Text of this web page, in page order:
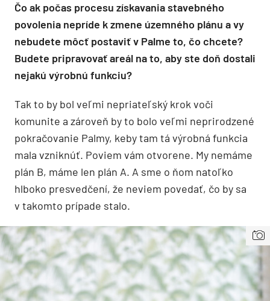
Čo ak počas procesu získavania stavebného
povolenia nepríde k zmene územného plánu a vy
nebudete môcť postaviť v Palme to, čo chcete?
Budete pripravovať areál na to, aby ste doň dostali
nejakú výrobnú funkciu?
Tak to by bol veľmi nepriateľský krok voči
komunite a zároveň by to bolo veľmi neprirodzené
pokračovanie Palmy, keby tam tá výrobná funkcia
mala vzniknúť. Poviem vám otvorene. My nemáme
plán B, máme len plán A. A sme o ňom natoľko
hlboko presvedčení, že neviem povedať, čo by sa
v takomto prípade stalo.